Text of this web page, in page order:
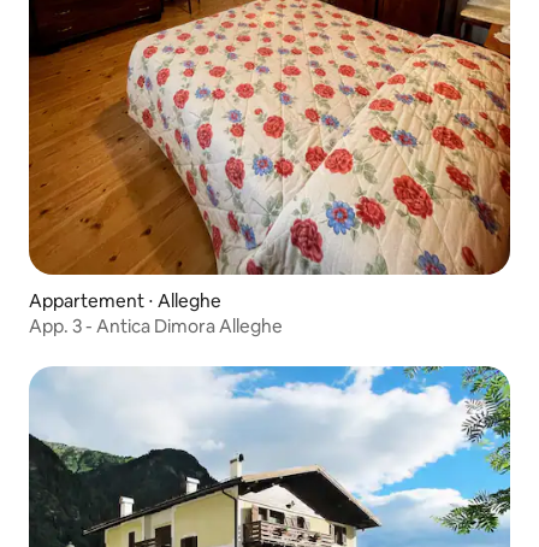
Appartement ⋅ Alleghe
App. 3 - Antica Dimora Alleghe